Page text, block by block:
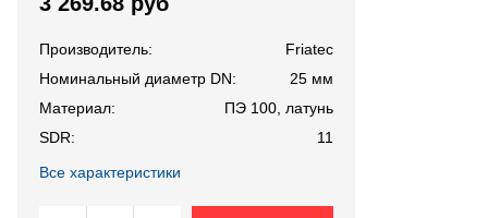
Производитель:
Friatec
Номинальный диаметр DN:
25 мм
Материал:
ПЭ 100, латунь
SDR:
11
Все характеристики